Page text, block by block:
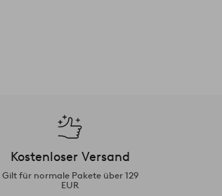
Kostenloser Versand
Gilt für normale Pakete über 129
EUR